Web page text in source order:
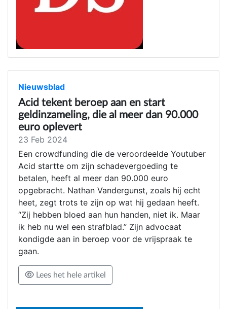
Nieuwsblad
Acid tekent beroep aan en start
geldinzameling, die al meer dan 90.000
euro oplevert
23 Feb 2024
Een crowdfunding die de veroordeelde Youtuber
Acid startte om zijn schadevergoeding te
betalen, heeft al meer dan 90.000 euro
opgebracht. Nathan Vandergunst, zoals hij echt
heet, zegt trots te zijn op wat hij gedaan heeft.
“Zij hebben bloed aan hun handen, niet ik. Maar
ik heb nu wel een strafblad.” Zijn advocaat
kondigde aan in beroep voor de vrijspraak te
gaan.
Lees het hele artikel